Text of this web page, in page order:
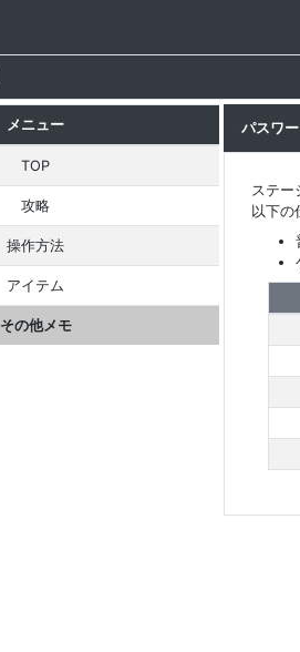
メニュー
TOP
攻略
操作方法
アイテム
その他メモ
パスワ
ステー
以下の